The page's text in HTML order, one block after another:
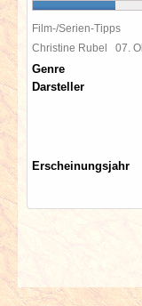
Film-/Serien-Tipps
Christine Rubel 07.
Genre
Darsteller
Erscheinungsjahr